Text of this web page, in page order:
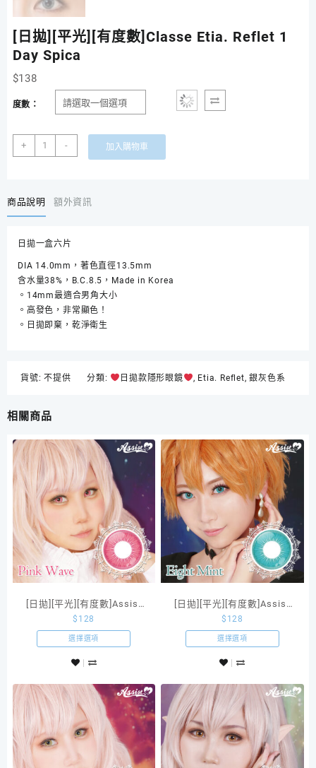
[日拋][平光][有度數]Classe Etia. Reflet 1
Day Spica
$138
度數：
+
[日
拋]
[有
度
Etia.
Reflet
1
Day
Spica
數
- 加入購物車
商品說明 額外資訊
日拋一盒六片
DIA 14.0mm，著色直徑13.5mm
含水量38%，B.C.8.5，Made in Korea
。14mm最適合男角大小
。高發色，非常顯色！
。日拋即棄，乾淨衛生
貨號:不提供 分類: 日拋款隱形眼鏡 , Etia. Reflet,銀灰色系
相關商品
[日拋][平光][有度數]Assist
shutella 1Day Pink Wave
$ 128
選擇選項
[日拋][平光][有度數]Assist
shutella 1Day Eight Mint
$ 128
選擇選項